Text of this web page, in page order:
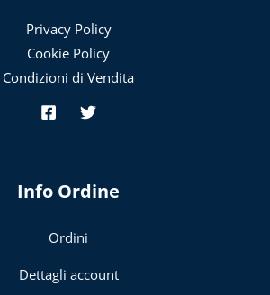
Privacy Policy
Cookie Policy
Condizioni di Vendita
Info Ordine
Ordini
Dettagli account